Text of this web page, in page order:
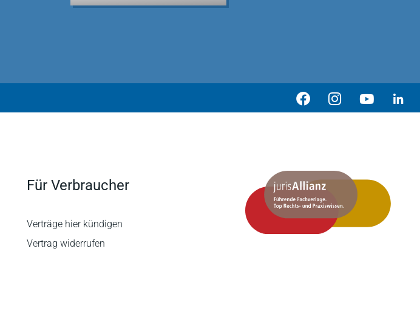
Für Verbraucher
Verträge hier kündigen
Vertrag widerrufen